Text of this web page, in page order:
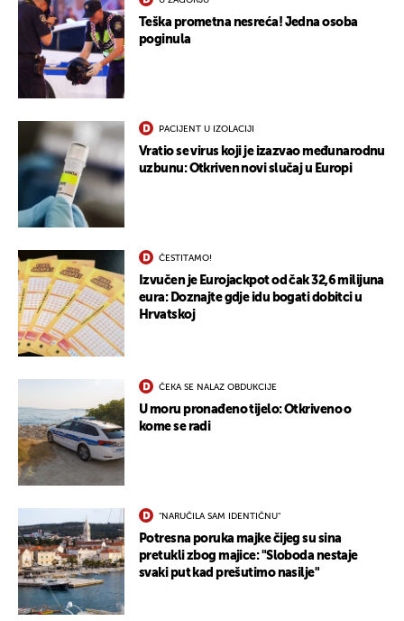
Teška prometna nesreća! Jedna osoba
poginula
PACIJENT U IZOLACIJI
Vratio se virus koji je izazvao međunarodnu
uzbunu: Otkriven novi slučaj u Europi
ČESTITAMO!
Izvučen je Eurojackpot od čak 32,6 milijuna
eura: Doznajte gdje idu bogati dobitci u
Hrvatskoj
ČEKA SE NALAZ OBDUKCIJE
U moru pronađeno tijelo: Otkriveno o
kome se radi
"NARUČILA SAM IDENTIČNU"
Potresna poruka majke čijeg su sina
pretukli zbog majice: "Sloboda nestaje
svaki put kad prešutimo nasilje"
UKLJUČITE NOTIFIKACIJE